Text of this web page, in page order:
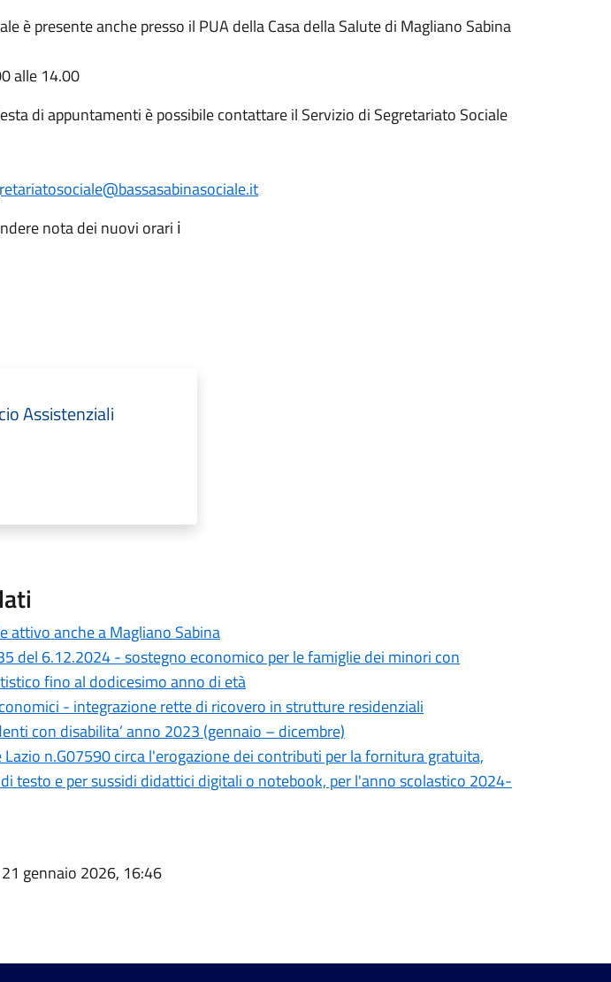
è presente anche presso il PUA della Casa della Salute di Magliano Sabina
alle 14.00
di appuntamenti è possibile contattare il Servizio di Segretariato Sociale
nota dei nuovi orari ℹ️
Assistenziali
attivo anche a Magliano Sabina
del 6.12.2024 - sostegno economico per le famiglie dei minori con
fino al dodicesimo anno di età
- integrazione rette di ricovero in strutture residenziali
con disabilita’ anno 2023 (gennaio – dicembre)
n.G07590 circa l'erogazione dei contributi per la fornitura gratuita,
testo e per sussidi didattici digitali o notebook, per l'anno scolastico 2024-
gennaio 2026, 16:46